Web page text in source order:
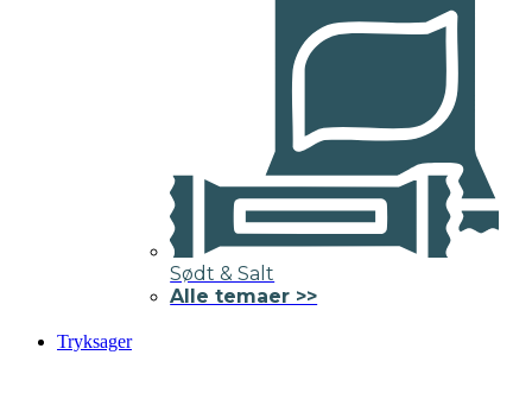
Sødt & Salt
Alle temaer >>
Tryksager